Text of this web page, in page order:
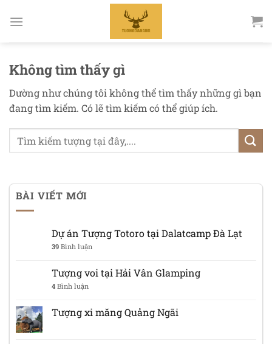
qua
Không tìm thấy gì
Dường như chúng tôi không thể tìm thấy những gì bạn
đang tìm kiếm. Có lẽ tìm kiếm có thể giúp ích.
BÀI VIẾT MỚI
Dự án Tượng Totoro tại Dalatcamp Đà Lạt
39Bình luận
Tượng voi tại Hải Vân Glamping
4Bình luận
Tượng xi măng Quảng Ngãi